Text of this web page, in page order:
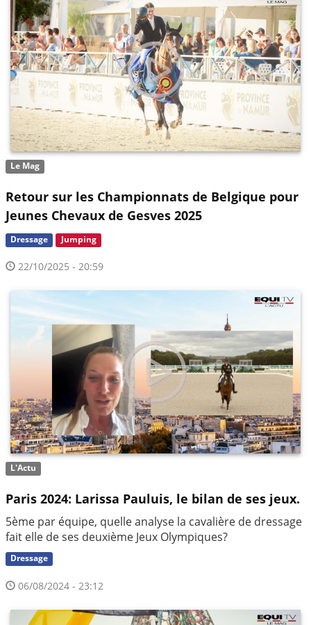
Le Mag
Retour sur les Championnats de Belgique pour
Jeunes Chevaux de Gesves 2025
Dressage Jumping
22/10/2025 - 20:59
L'Actu
Paris 2024: Larissa Pauluis, le bilan de ses jeux.
5ème par équipe, quelle analyse la cavalière de dressage
fait elle de ses deuxième Jeux Olympiques?
Dressage
06/08/2024 - 23:12